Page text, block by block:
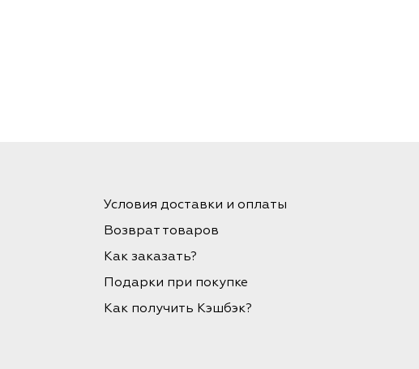
Условия доставки и оплаты
Возврат товаров
Как заказать?
Подарки при покупке
Как получить Кэшбэк?